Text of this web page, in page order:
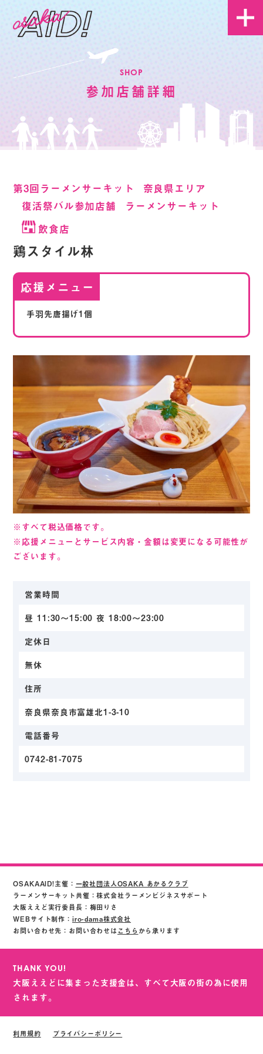
SHOP
参加店舗詳細
第3回ラーメンサーキット
奈良県エリア
復活祭バル参加店舗
ラーメンサーキット
飲食店
鶏スタイル林
応援メニュー
手羽先唐揚げ1個
※すべて税込価格です。
※応援メニューとサービス内容・金額は変更になる可能性が
ございます。
営業時間
昼 11:30～15:00 夜 18:00～23:00
定休日
無休
住所
奈良県奈良市富雄北1-3-10
電話番号
0742-81-7075
OSAKAAID!主催： 一般社団法人OSAKA あかるクラブ
ラーメンサーキット共催：株式会社ラーメンビジネスサポート
大阪ええど実行委員長：梅田りさ
WEBサイト制作： iro-dama株式会社
お問い合わせ先：お問い合わせは こちら から承ります
THANK YOU!
大阪ええどに集まった支援金は、すべて大阪の街の為に使用
されます。
利用規約 プライバシーポリシー